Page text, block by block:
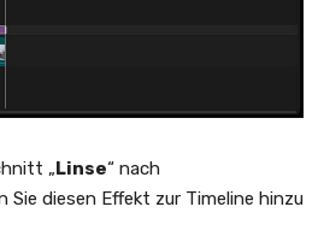
„Linse“ nach
Sie diesen Effekt zur Timeline hinzu